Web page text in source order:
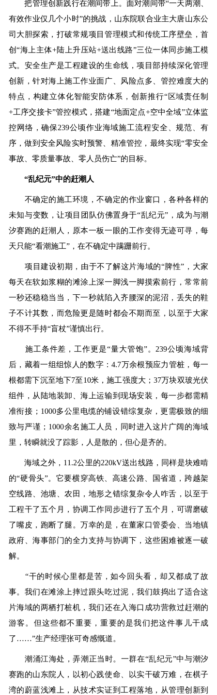
把管理创新践行在潮间带上。面对潮间带“一天两潮、
有效作业仅几个小时”的挑战，山东院联合业主大唐山东公
司大胆探索，打破常规项目管理模式和传统工序壁垒，首
创“海上主体+陆上升压站+送出线路”三位一体同步施工模
式。安全生产是工程建设的生命线，项目部持续深化管理
创新，针对海上施工作业面广、风险点多、管控难度大的
特点，构建立体化智能安防体系，创新推行“区域责任制
+工序交接卡”管控模式，搭建“地面定点+空中全域”立体监
控网络，确保239公顷作业海域施工流程安全、规范、有
序，做到安全风险实时预警、精准管控，最终实现“零安全
事故、零质量事故、零人员伤亡”的目标。
“乱纪元”中的赶潮人
不确定的施工环境，不确定的作业窗口，各种各样的
未知与变数，让项目团队仿佛置身于“乱纪元”，成为与潮
汐赛跑的赶潮人，原本一板一眼的工作变得无迹可寻，每
天只能“看潮施工”，在不确定中蹒跚前行。
项目建设初期，由于不了解这片海域的“脾性”，大家
每天在软如浆糊的滩涂上深一脚浅一脚摸索前行，常常前
一秒还稳稳当当，下一秒就陷入齐腰深的泥沼，丢失的鞋
子不计其数，而危险更是随时都会不期而至，以至于大家
不得不手持“盲杖”谨慎出行。
施工条件差，工作更是“量大管饱”。239公顷海域背
后，藏着一组组惊人的数字：4.7万余根预应力管桩，每一
根都需下沉至地下7至10米，施工强度大；37万块双玻光伏
组件，从陆地装卸、海上运输到现场安装，每一步都需精
准衔接；1000多公里电缆的铺设错综复杂，更需极致的细
致与严谨；1000余名施工人员，同时进入这片广阔的海域
里，转瞬就没了踪影，人是散的，但心是齐的。
海域之外，11.2公里的220kV送出线路，同样是块难啃
的“硬骨头”。它要横穿高铁、高速公路、国省道，跨越架
空线路、池塘、农田，地形之错综复杂令人咋舌，以至于
工程干了五个月，协调工作同步进行了五个月，可谓磨破
了嘴皮，跑断了腿。万幸的是，在董家口管委会、当地镇
政府、海事部门的全力支持与协调下，这些困难被逐一破
解。
“干的时候心里都是苦，如今回头看，却又都成了故
事。我们在滩涂上摔过跟头吃过泥，我们鼓捣出了适合这
片海域的两栖打桩机，我们还在入海口成功营救过赶潮的
游客。但这些都不重要，重要的是我们把这件事儿干成
了……”生产经理张可奇感慨道。
潮涌江海处，弄潮正当时。一群在“乱纪元”中与潮汐
赛跑的山东院人，以初心践使命、以实干破万难，在棋子
湾的蔚蓝浅滩上，从技术实证到工程落地，从管理创新到